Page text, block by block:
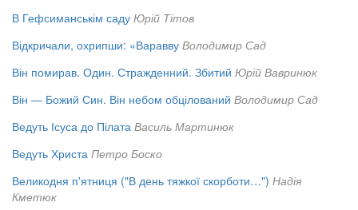
В Гефсиманськім саду Юрій Тітов
Відкричали, охрипши: «Варавву Володимир Сад
Він помирав. Один. Стражденний. Збитий Юрій Вавринюк
Він — Божий Син. Він небом обцілований Володимир Сад
Ведуть Ісуса до Пілата Василь Мартинюк
Ведуть Христа Петро Боско
Великодня п'ятниця ("В день тяжкої скорботи…") Надія
Кметюк